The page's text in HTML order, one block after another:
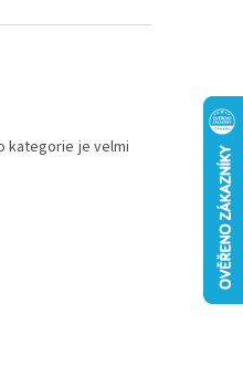
kategorie je velmi